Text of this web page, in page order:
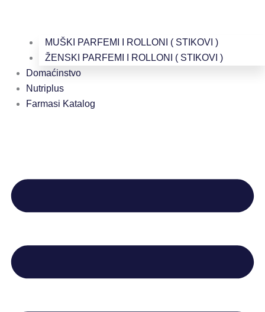
MUŠKI PARFEMI I ROLLONI ( STIKOVI )
ŽENSKI PARFEMI I ROLLONI ( STIKOVI )
Domaćinstvo
Nutriplus
Farmasi Katalog